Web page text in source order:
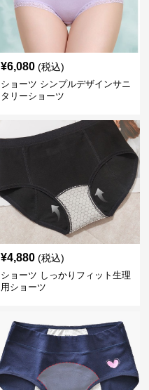
¥6,080 (税込)
ショーツ シンプルデザインサニ
タリーショーツ
¥4,880 (税込)
ショーツ しっかりフィット生理
用ショーツ